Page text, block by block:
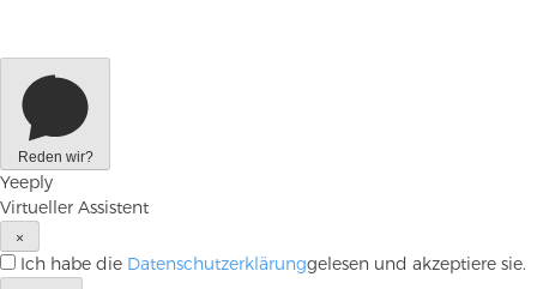
Reden wir?
Yeeply
Virtueller Assistent
×
Ich habe die Datenschutzerklärunggelesen und akzeptiere sie.